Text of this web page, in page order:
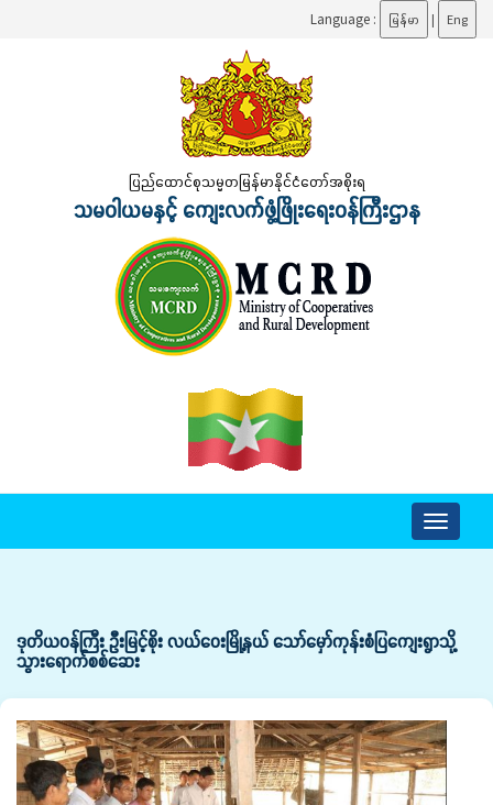
Language : မြန်မာ | Eng
ပြည်ထောင်စုသမ္မတမြန်မာနိုင်ငံတော်အစိုးရ
သမဝါယမနှင့် ကျေးလက်ဖွံ့ဖြိုးရေးဝန်ကြီးဌာန
Toggle
ဒုတိယဝန်ကြီး ဦးမြင့်စိုး လယ်ဝေးမြို့နယ် သော်မှော်ကုန်းစံပြကျေးရွာသို့
သွားရောက်စစ်ဆေး